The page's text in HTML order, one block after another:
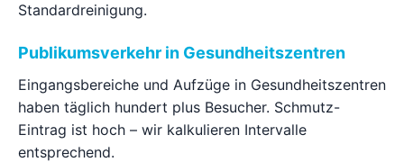
Standardreinigung.
Publikumsverkehr in Gesundheitszentren
Eingangsbereiche und Aufzüge in Gesundheitszentren
haben täglich hundert plus Besucher. Schmutz-
Eintrag ist hoch – wir kalkulieren Intervalle
entsprechend.